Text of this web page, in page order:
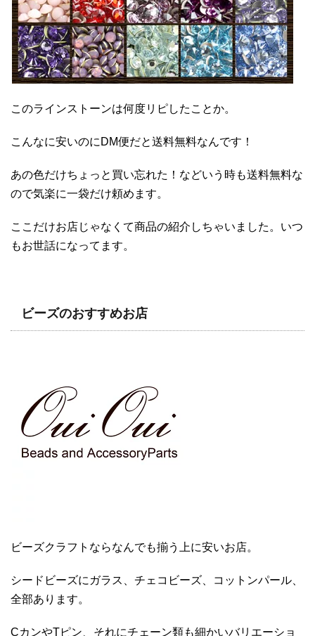
このラインストーンは何度リピしたことか。
こんなに安いのにDM便だと送料無料なんです！
あの色だけちょっと買い忘れた！などいう時も送料無料な
ので気楽に一袋だけ頼めます。
ここだけお店じゃなくて商品の紹介しちゃいました。いつ
もお世話になってます。
ビーズのおすすめお店
ビーズクラフトならなんでも揃う上に安いお店。
シードビーズにガラス、チェコビーズ、コットンパール、
全部あります。
CカンやTピン、それにチェーン類も細かいバリエーショ